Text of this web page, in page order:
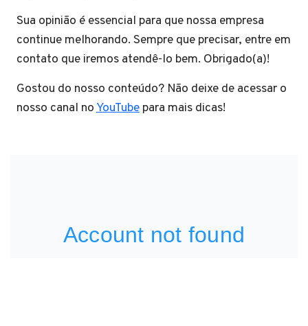
Sua opinião é essencial para que nossa empresa
continue melhorando. Sempre que precisar, entre em
contato que iremos atendê-lo bem. Obrigado(a)!
Gostou do nosso conteúdo? Não deixe de acessar o
nosso canal noYouTube para mais dicas!